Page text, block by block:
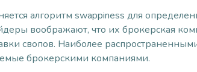
алгоритм swappiness для
воображают, что их брокерская
свопов. Наиболее
брокерскими компаниями.